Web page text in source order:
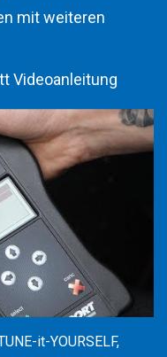
mit weiteren
Videoanleitung
it-YOURSELF,